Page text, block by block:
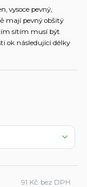
vysoce pevný,
mají pevný obšitý
sítím musí být
ok následující délky
91 Kč bez DPH